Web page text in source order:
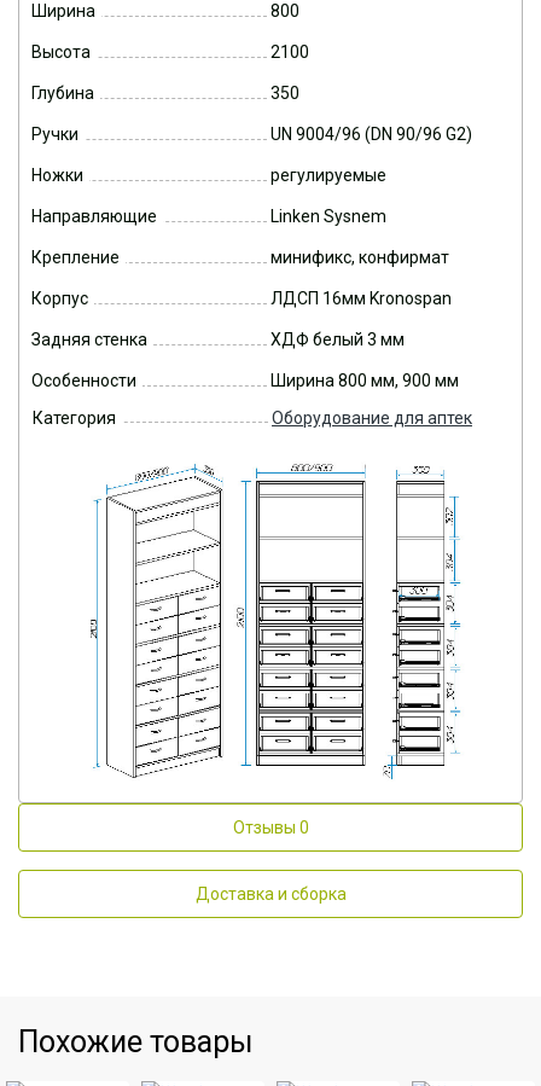
Ширина 800
Высота 2100
Глубина 350
Ручки UN 9004/96 (DN 90/96 G2)
Ножки регулируемые
Направляющие Linken Sysnem
Крепление минификс, конфирмат
Корпус ЛДСП 16мм Kronospan
Задняя стенка ХДФ белый 3 мм
Особенности
Ширина 800 мм, 900 мм
Категория
Оборудование для аптек
Отзывы 0
Доставка и сборка
Похожие товары